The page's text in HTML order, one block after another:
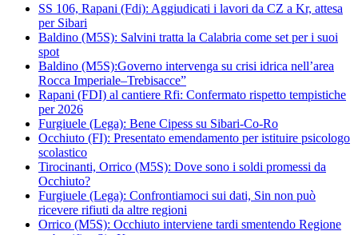
SS 106, Rapani (Fdi): Aggiudicati i lavori da CZ a Kr, attesa
per Sibari
Baldino (M5S): Salvini tratta la Calabria come set per i suoi
spot
Baldino (M5S):Governo intervenga su crisi idrica nell’area
Rocca Imperiale–Trebisacce”
Rapani (FDI) al cantiere Rfi: Confermato rispetto tempistiche
per 2026
Furgiuele (Lega): Bene Cipess su Sibari-Co-Ro
Occhiuto (FI): Presentato emendamento per istituire psicologo
scolastico
Tirocinanti, Orrico (M5S): Dove sono i soldi promessi da
Occhiuto?
Furgiuele (Lega): Confrontiamoci sui dati, Sin non può
ricevere rifiuti da altre regioni
Orrico (M5S): Occhiuto interviene tardi smentendo Regione